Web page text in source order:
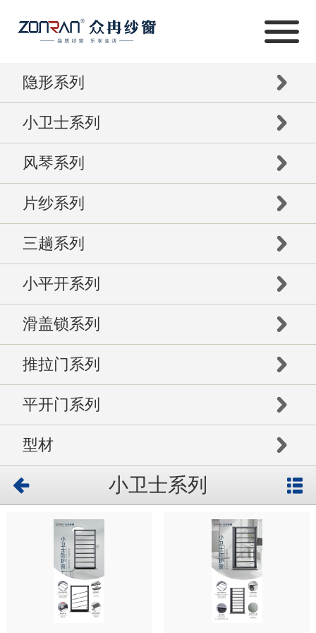
隐形系列
小卫士系列
风琴系列
片纱系列
三趟系列
小平开系列
滑盖锁系列
推拉门系列
平开门系列
型材
小卫士系列